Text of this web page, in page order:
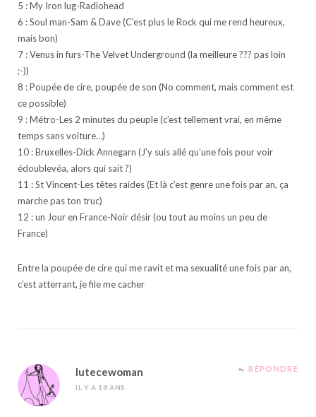
5 : My Iron lug-Radiohead
6 : Soul man-Sam & Dave (C’est plus le Rock qui me rend heureux,
mais bon)
7 : Venus in furs-The Velvet Underground (la meilleure ??? pas loin
;-))
8 : Poupée de cire, poupée de son (No comment, mais comment est
ce possible)
9 : Métro-Les 2 minutes du peuple (c’est tellement vrai, en même
temps sans voiture…)
10 : Bruxelles-Dick Annegarn (J’y suis allé qu’une fois pour voir
édoublevéa, alors qui sait ?)
11 : St Vincent-Les têtes raides (Et là c’est genre une fois par an, ça
marche pas ton truc)
12 : un Jour en France-Noir désir (ou tout au moins un peu de
France)
Entre la poupée de cire qui me ravit et ma sexualité une fois par an,
c’est atterrant, je file me cacher
lutecewoman
IL Y A 18 ANS
RÉPONDRE